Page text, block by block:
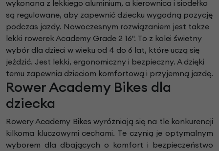
wykonana z lekkiego aluminium, a kierownica i siodełko
są regulowane, aby zapewnić dziecku wygodną pozycję
podczas jazdy. Nowoczesnym rozwiązaniem jest także
lekki rowerek Academy Grade 2 16". To z kolei świetny
wybór dla dzieci w wieku od 4 do 6 lat, które uczą się
jeździć. Jest lekki, ergonomiczny i bezpieczny. A dzięki
temu zapewnia dzieciom komfortową i przyjemną jazdę.
Rower Academy Bikes dla
dziecka
Rowery Academy Bikes wyróżniają się na tle konkurencji
kilkoma kluczowymi cechami. Te czynią je optymalnym
wyborem dla dbających o komfort i bezpieczeństwo